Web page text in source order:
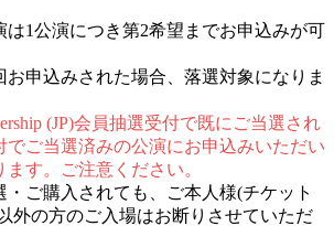
1公演につき第2希望までお申込みが可
申込みされた場合、落選対象になりま
(JP)会員抽選受付で既にご当選され
でご当選済みの公演にお申込みいただい
す。ご注意ください。
ご購入されても、ご本人様(チケット
外の方のご入場はお断りさせていただ